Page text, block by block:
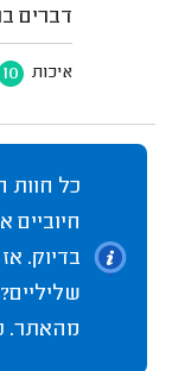
דברים
איכות 10
כל חוות
חיוביים
בדיוק.
מהאתר.